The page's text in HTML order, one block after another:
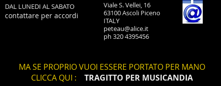
DAL LUNEDI AL SABATO
contattare per accordi
Viale S. Vellei, 16
63100 Ascoli Piceno
ITALY
peteau@alice.it
ph 320 4395456
MA SE PROPRIO VUOI ESSERE PORTATO PER MANO
CLICCA QUI :
TRAGITTO PER MUSICANDIA